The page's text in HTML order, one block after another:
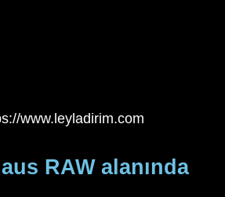
www.leyladirim.com
RAW alanında